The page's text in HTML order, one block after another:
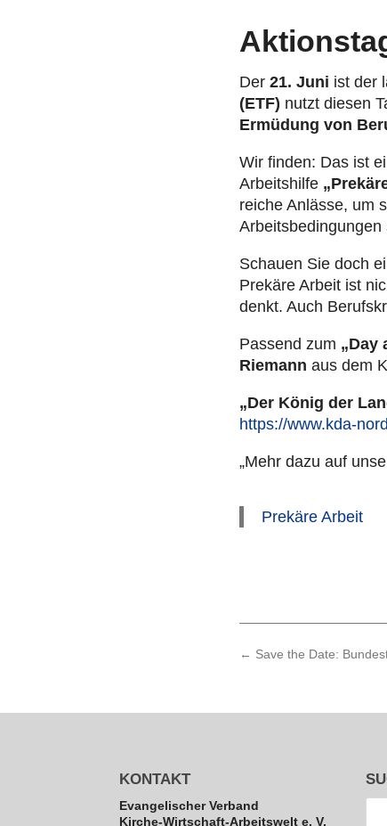
Der 21. Juni ist der
(ETF) nutzt diesen
Ermüdung von
Wir finden: Das ist
Arbeits­hilfe
rei­che Anlässe, um
Arbeits­be­din­gun­gen
Schauen Sie doch
Prekäre Arbeit ist
denkt. Auch
Passend zum „Day
Riemann aus dem
„Der König der
https://www.kda-
„Mehr dazu auf
Prekäre Arbeit
← Save the Date:
KONTAKT
Evan­ge­li­scher Verband
Kirche-Wirt­schaft-Arbeits­welt e. V.